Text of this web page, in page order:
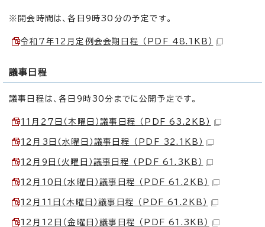
※開会時間は、各日9時30分の予定です。
令和7年12月定例会会期日程 （PDF 48.1KB）
議事日程
議事日程は、各日9時30分までに公開予定です。
11月27日（木曜日）議事日程 （PDF 63.2KB）
12月3日（水曜日）議事日程 （PDF 32.1KB）
12月9日（火曜日）議事日程 （PDF 61.3KB）
12月10日（水曜日）議事日程 （PDF 61.2KB）
12月11日（木曜日）議事日程 （PDF 61.2KB）
12月12日（金曜日）議事日程 （PDF 61.3KB）